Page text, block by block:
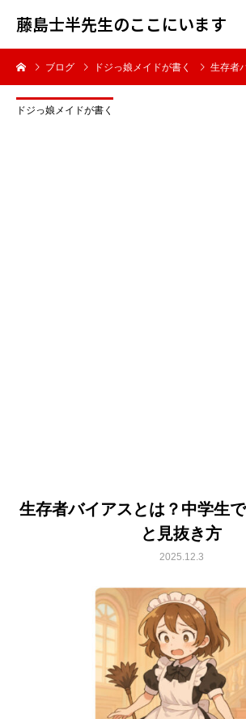
藤島士半先生のここにいます
ブログ ドジっ娘メイドが書く 生存者バイアス
ドジっ娘メイドが書く
生存者バイアスとは？中学生
と見抜き方
2025.12.3